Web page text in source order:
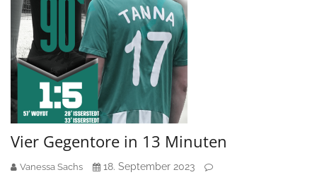
Vier Gegentore in 13 Minuten
Vanessa Sachs
18. September 2023